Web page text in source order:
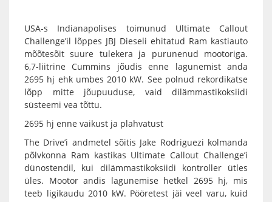
USA-s Indianapolises toimunud Ultimate Callout
Challenge’il lõppes JBJ Dieseli ehitatud Ram kastiauto
mõõtesõit suure tulekera ja purunenud mootoriga.
6,7-liitrine Cummins jõudis enne lagunemist anda
2695 hj ehk umbes 2010 kW. See polnud rekordikatse
lõpp mitte jõupuuduse, vaid dilämmastikoksiidi
süsteemi vea tõttu.
2695 hj enne vaikust ja plahvatust
The Drive’i andmetel sõitis Jake Rodriguezi kolmanda
põlvkonna Ram kastikas Ultimate Callout Challenge’i
dünostendil, kui dilämmastikoksiidi kontroller ütles
üles. Mootor andis lagunemise hetkel 2695 hj, mis
teeb ligikaudu 2010 kW. Pööretest jäi veel varu, kuid